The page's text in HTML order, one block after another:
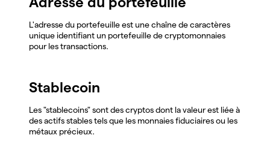
L'adresse du portefeuille est une chaîne de caractères
unique identifiant un portefeuille de cryptomonnaies
pour les transactions.
Stablecoin
Les "stablecoins" sont des cryptos dont la valeur est liée à
des actifs stables tels que les monnaies fiduciaires ou les
métaux précieux.